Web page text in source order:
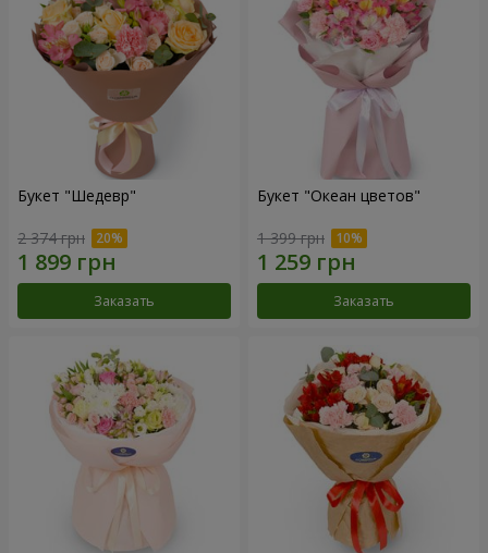
Букет "Шедевр"
2 374 грн
Заказать
Букет "Океан цветов"
1 399 грн
Заказать